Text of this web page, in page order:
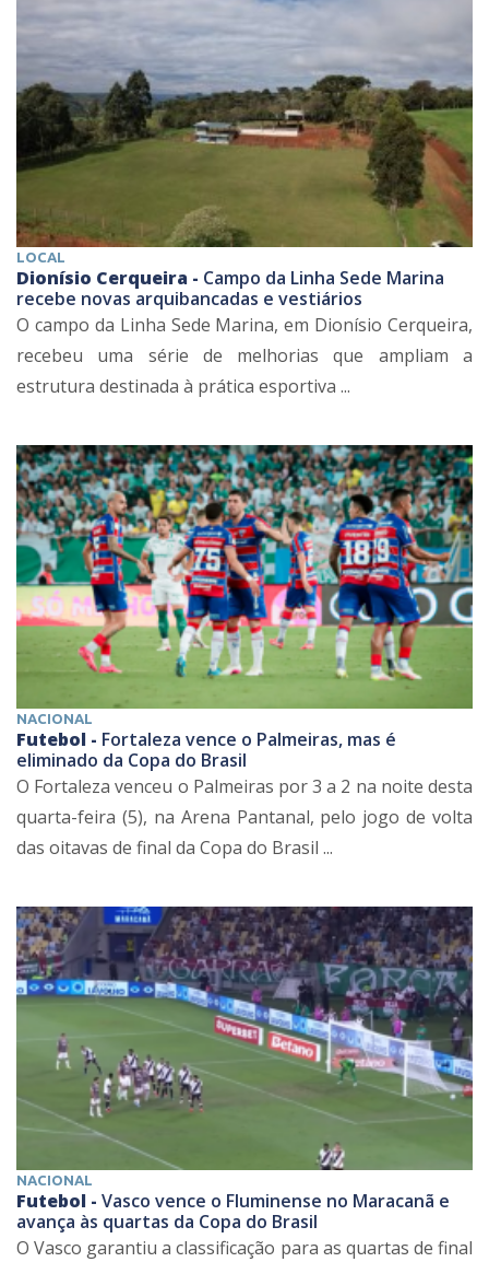
LOCAL
Dionísio Cerqueira - Campo da Linha Sede Marina
recebe novas arquibancadas e vestiários
O campo da Linha Sede Marina, em Dionísio Cerqueira,
recebeu uma série de melhorias que ampliam a
estrutura destinada à prática esportiva ...
NACIONAL
Futebol - Fortaleza vence o Palmeiras, mas é
eliminado da Copa do Brasil
O Fortaleza venceu o Palmeiras por 3 a 2 na noite desta
quarta-feira (5), na Arena Pantanal, pelo jogo de volta
das oitavas de final da Copa do Brasil ...
NACIONAL
Futebol - Vasco vence o Fluminense no Maracanã e
avança às quartas da Copa do Brasil
O Vasco garantiu a classificação para as quartas de final